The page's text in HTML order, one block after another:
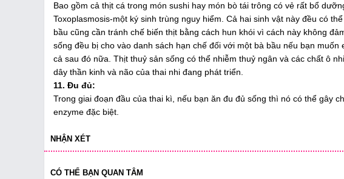
Bao gồm cả thịt cá trong món sushi hay món bò tái trông có vẻ rất bổ
Toxoplasmosis-một ký sinh trùng nguy hiểm. Cả hai sinh vật này đều có
bầu cũng cần tránh chế biến thịt bằng cách hun khói vì cách này không
sống đều bị cho vào danh sách hạn chế đối với một bà bầu nếu bạn
cả sau đó nữa. Thịt thuỷ sản sống có thể nhiễm thuỷ ngân và các chất ô
dây thần kinh và não của thai nhi đang phát triển.
11. Đu đủ:
Trong giai đoạn đầu của thai kì, nếu bạn ăn đu đủ sống thì nó có thể gây
enzyme đặc biệt.
NHẬN XÉT
CÓ THỂ BẠN QUAN TÂM